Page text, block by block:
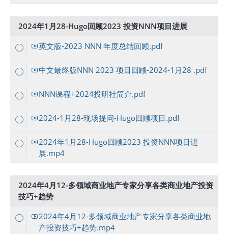
2024年1月28-Hugo回顾2023 投资NNN项目进展
英文版-2023 NNN 年度总结回顾.pdf
中文最终版NNN 2023 项目回顾-2024-1月28 .pdf
NNN课程+2024投研社简介.pdf
2024-1月28-现场提问-Hugo回顾项目.pdf
2024年1月28-Hugo回顾2023 投资NNN项目进
展.mp4
2024年4月12-多领域商业地产专家分享各类商业地产投资
技巧+趋势
2024年4月12-多领域商业地产专家分享各类商业地
产投资技巧+趋势.mp4